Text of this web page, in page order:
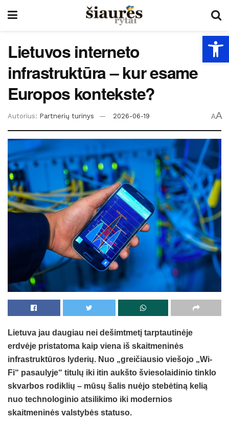
Lietuvos interneto
infrastruktūra – kur esame
Europos kontekste?
Autorius: Partnerių turinys 2026-06-19 AA
Lietuva jau daugiau nei dešimtmetį tarptautinėje
erdvėje pristatoma kaip viena iš skaitmeninės
infrastruktūros lyderių. Nuo „greičiausio viešojo „Wi-
Fi“ pasaulyje“ titulų iki itin aukšto šviesolaidinio tinklo
skvarbos rodiklių – mūsų šalis nuėjo stebėtiną kelią
nuo technologinio atsilikimo iki modernios
skaitmeninės valstybės statuso.